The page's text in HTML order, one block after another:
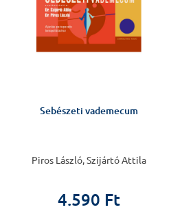
Sebészeti vademecum
Piros László, Szijártó Attila
4.590 Ft